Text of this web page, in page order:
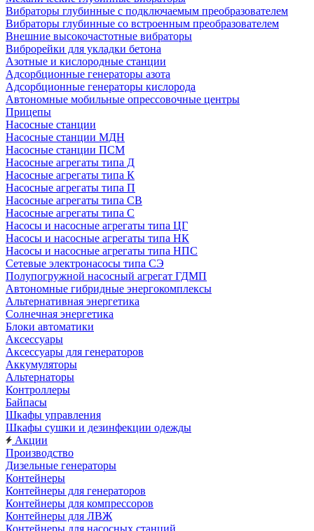
Вибраторы глубинные с подключаемым преобразователем
Вибраторы глубинные со встроенным преобразователем
Внешние высокочастотные вибраторы
Виброрейки для укладки бетона
Азотные и кислородные станции
Адсорбционные генераторы азота
Адсорбционные генераторы кислорода
Автономные мобильные опрессовочные центры
Прицепы
Насосные станции
Насосные станции МДН
Насосные станции ПСМ
Насосные агрегаты типа Д
Насосные агрегаты типа К
Насосные агрегаты типа П
Насосные агрегаты типа СВ
Насосные агрегаты типа С
Насосы и насосные агрегаты типа ЦГ
Насосы и насосные агрегаты типа НК
Насосы и насосные агрегаты типа НПС
Сетевые электронасосы типа СЭ
Полупогружной насосный агрегат ГДМП
Автономные гибридные энергокомплексы
Альтернативная энергетика
Солнечная энергетика
Блоки автоматики
Аксессуары
Аксессуары для генераторов
Аккумуляторы
Альтернаторы
Контроллеры
Байпасы
Шкафы управления
Шкафы сушки и дезинфекции одежды
Акции
Производство
Дизельные генераторы
Контейнеры
Контейнеры для генераторов
Контейнеры для компрессоров
Контейнеры для ЛВЖ
Контейнеры для насосных станций